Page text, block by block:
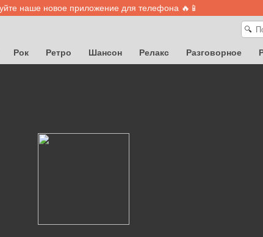
наше новое приложение для телефона 🔥📱
🔍
Рок Ретро Шансон Релакс Разговорное